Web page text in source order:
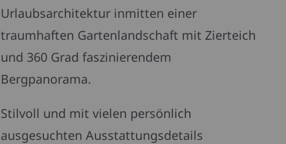
Urlaubsarchitektur inmitten einer
traumhaften Gartenlandschaft mit Zierteich
und 360 Grad faszinierendem
Bergpanorama.
Stilvoll und mit vielen persönlich
ausgesuchten Ausstattungsdetails